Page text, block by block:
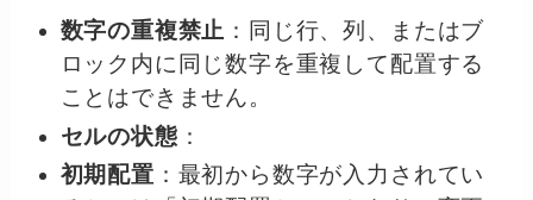
数字の重複禁止 ：同じ行、列、またはブ
ロック内に同じ数字を重複して配置する
ことはできません。
セルの状態 ：
初期配置 ：最初から数字が入力されてい